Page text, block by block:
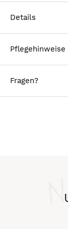
Details
Pflegehinweise
Fragen?